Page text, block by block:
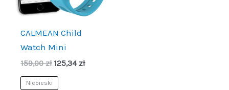
CALMEAN Child
Watch Mini
159,00zł Pierwotna
125,34 złAktualna
Niebieski